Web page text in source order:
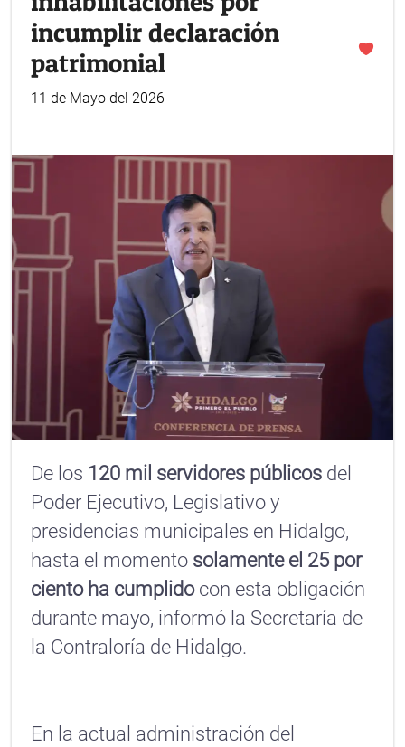
incumplir declaración
patrimonial
11 de Mayo del 2026
De los 120 mil servidores públicos del
Poder Ejecutivo, Legislativo y
presidencias municipales en Hidalgo,
hasta el momento solamente el 25 por
ciento ha cumplidocon esta obligación
durante mayo, informó la Secretaría de
la Contraloría de Hidalgo.
En la actual administración del